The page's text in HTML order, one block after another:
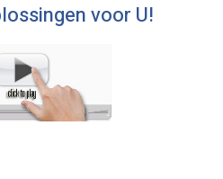
voor U!